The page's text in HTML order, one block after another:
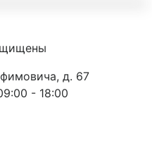
д. 67
- 18:00